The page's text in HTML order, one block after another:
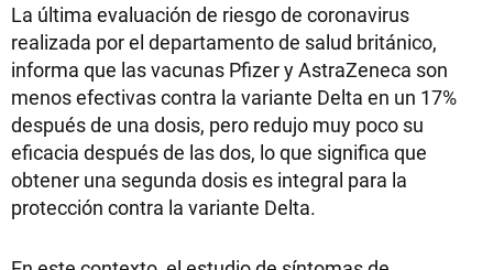
La última evaluación de riesgo de coronavirus
realizada por el departamento de salud británico,
informa que las vacunas Pfizer y AstraZeneca son
menos efectivas contra la variante Delta en un 17%
después de una dosis, pero redujo muy poco su
eficacia después de las dos, lo que significa que
obtener una segunda dosis es integral para la
protección contra la variante Delta.